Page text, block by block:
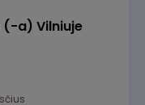
(-a) Vilniuje